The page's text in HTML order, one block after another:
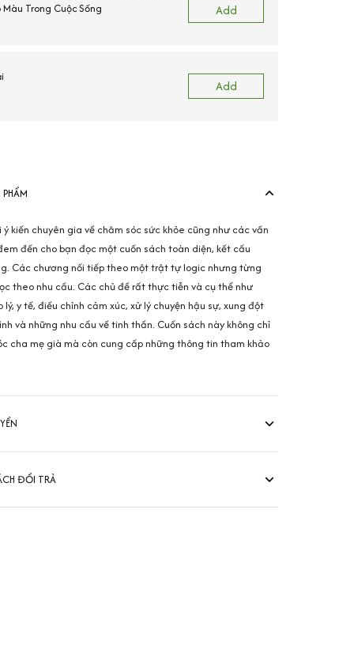
Trong Cuộc Sống
Add
Add
kiến chuyên gia về chăm sóc sức khỏe cũng như các vấn
đến cho bạn đọc một cuốn sách toàn diện, kết cấu
Các chương nối tiếp theo một trật tự logic nhưng từng
theo nhu cầu. Các chủ đề rất thực tiễn và cụ thể như
y tế, điều chỉnh cảm xúc, xử lý chuyện hậu sự, xung đột
và những nhu cầu về tinh thần. Cuốn sách này không chỉ
cha mẹ già mà còn cung cấp những thông tin tham khảo
ĐỔI TRẢ